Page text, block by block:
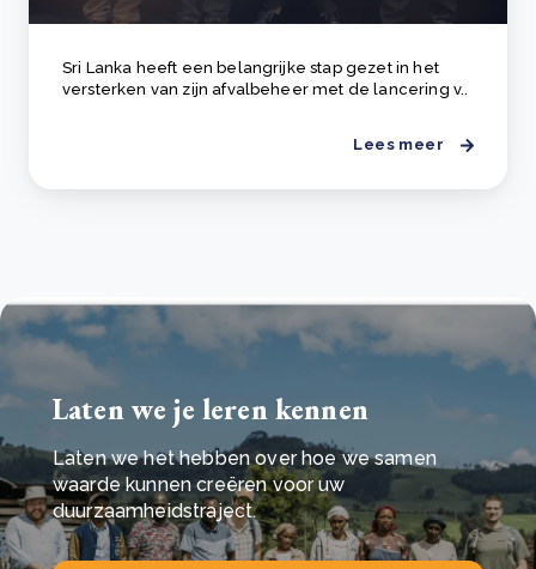
Sri Lanka heeft een belangrijke stap gezet in het
versterken van zijn afvalbeheer met de lancering v..
Lees meer
Laten we je leren kennen
Laten we het hebben over hoe we samen
waarde kunnen creëren voor uw
duurzaamheidstraject.